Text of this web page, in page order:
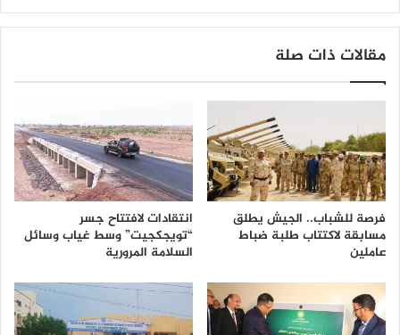
مقالات ذات صلة
فرصة للشباب.. الجيش يطلق
مسابقة لاكتتاب طلبة ضباط
عاملين
انتقادات لافتتاح جسر
“تويجكجيت” وسط غياب وسائل
السلامة المرورية